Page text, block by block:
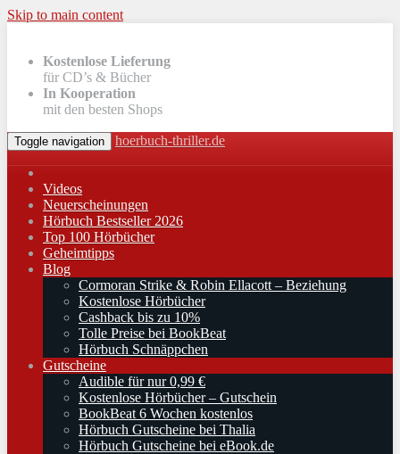
Skip to main content
Kostenlose Lieferung
für CD’s & Bücher
In Kooperation
mit den besten Shops
Toggle navigation hoerbuch-thriller.de
Videos
Neuerscheinungen
Hörbuch Bestseller 2026
Top 100 Hörbücher
Geheimtipps
Blog
Cormoran Strike & Robin Ellacott – Beziehung
Kostenlose Hörbücher
Cashback bis zu 10%
Tolle Preise bei BookBeat
Hörbuch Schnäppchen
Gutscheine
Audible für nur 0,99 €
Kostenlose Hörbücher – Gutschein
BookBeat 6 Wochen kostenlos
Hörbuch Gutscheine bei Thalia
Hörbuch Gutscheine bei eBook.de